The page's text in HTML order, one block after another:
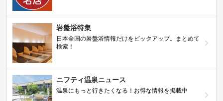
岩盤浴特集
日本全国の岩盤浴情報だけをピックアップ。まとめて
検索！
ニフティ温泉ニュース
温泉にもっと行きたくなる！お得な情報を掲載中